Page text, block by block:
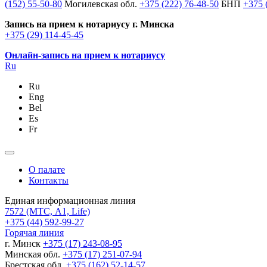
(152) 55-50-80 Могилевская обл. +375 (222) 76-48-50 БНП +375
Запись на прием к нотариусу г. Минска
+375 (29) 114-45-45
Онлайн-запись на прием к нотариусу
Ru
Ru
Eng
Bel
Es
Fr
О палате
Контакты
Единая информационная линия
7572 (МТС, A1, Life)
+375 (44) 592-99-27
Горячая линия
г. Минск +375 (17) 243-08-95
Минская обл. +375 (17) 251-07-94
Брестская обл. +375 (162) 52-14-57